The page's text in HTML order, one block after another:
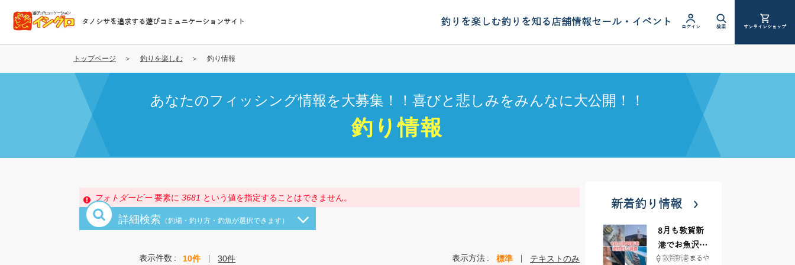
コ
テ
タノシサを追求する遊びコミュニケーションサイト 釣りを楽しむ釣りを知る店舗情報セール・イベント ログイン 検索 オンラインショップ
トップページ 釣りを楽しむ 釣り情報
あなたのフィッシング情報を大募集！！喜びと悲しみをみんなに大公開！！
釣り情報
ラ
ー
メ
フォトダービー要素に3681 という値を指定することはできません。
詳細検索 （釣場・釣り方・釣魚が選択できます）
表示件数 10件 30件 表示方法 標準 テキストのみ
新着釣り情報
8月も敦賀新
港でお魚沢山
♪ イシグロ彦
敦賀新港 まるや